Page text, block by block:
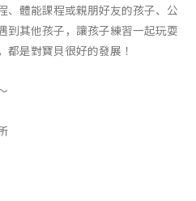
、體能課程或親朋好友的孩子、公
其他孩子， 讓孩子練習一起玩耍
是對寶貝很好的發展！